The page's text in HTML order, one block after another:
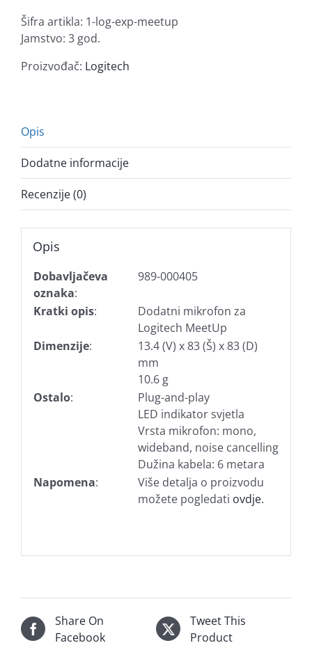
Šifra artikla: 1-log-exp-meetup
Jamstvo: 3 god.
Proizvođač: Logitech
Opis
Dodatne informacije
Recenzije (0)
Opis
Dobavljačeva
oznaka:
989-000405
Kratki opis:
Dodatni mikrofon za
Logitech MeetUp
Dimenzije:
13.4 (V) x 83 (Š) x 83 (D)
mm
10.6 g
Ostalo:
Plug-and-play
LED indikator svjetla
Vrsta mikrofon: mono,
wideband, noise cancelling
Dužina kabela: 6 metara
Napomena:
Više detalja o proizvodu
možete pogledati ovdje.
Share On
Facebook
Tweet This
Product